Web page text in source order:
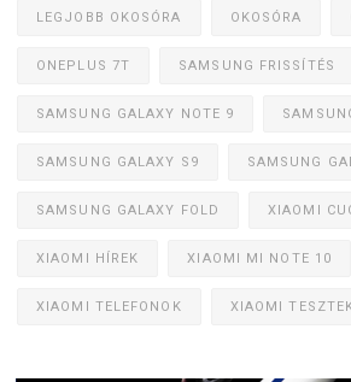
LEGJOBB OKOSÓRA OKOSÓRA
ONEPLUS 7T SAMSUNG FRISSÍTÉS
SAMSUNG GALAXY NOTE 9
SAMSUNG GALAXY S9 SAMSUNG
SAMSUNG GALAXY FOLD XIAOMI
XIAOMI HÍREK XIAOMI MI NOTE 10
XIAOMI TELEFONOK XIAOMI